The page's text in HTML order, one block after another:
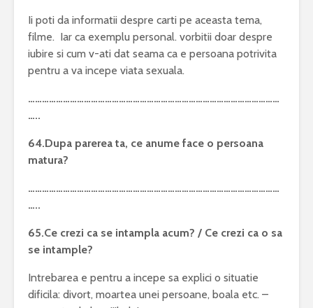
Ii poti da informatii despre carti pe aceasta tema,
filme. Iar ca exemplu personal. vorbitii doar despre
iubire si cum v-ati dat seama ca e persoana potrivita
pentru a va incepe viata sexuala.
………………………………………………………………………………………………
…..
64.Dupa parerea ta, ce anume face o persoana
matura?
………………………………………………………………………………………………
…..
65.Ce crezi ca se intampla acum? / Ce crezi ca o sa
se intample?
Intrebarea e pentru a incepe sa explici o situatie
dificila: divort, moartea unei persoane, boala etc. –